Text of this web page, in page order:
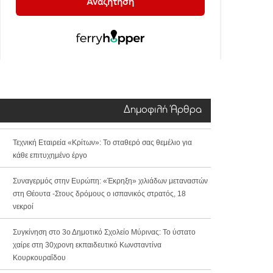
Δημοφιλή Άρθρα
Τεχνική Εταιρεία «Κρίτων»: Το σταθερό σας θεμέλιο για
κάθε επιτυχημένο έργο
Συναγερμός στην Ευρώπη: «Έκρηξη» χιλιάδων μεταναστών
στη Θέουτα -Στους δρόμους ο ισπανικός στρατός, 18
νεκροί
Συγκίνηση στο 3ο Δημοτικό Σχολείο Μύρινας: Το ύστατο
χαίρε στη 30χρονη εκπαιδευτικό Κωνσταντίνα
Κουρκουραΐδου